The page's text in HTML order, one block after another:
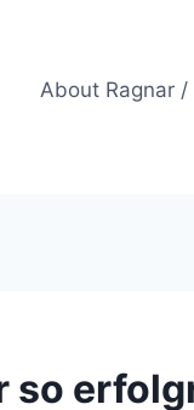
About Ragnar /
so